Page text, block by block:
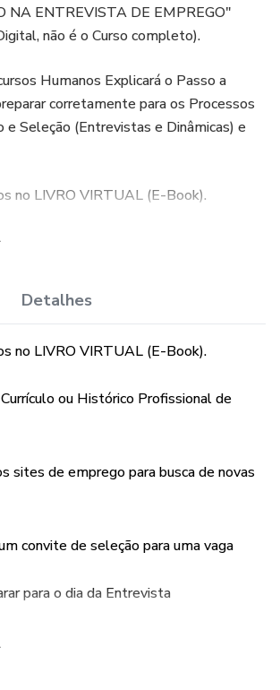
NA ENTREVISTA DE EMPREGO"
não é o Curso completo).
Humanos Explicará o Passo a
corretamente para os Processos
e Seleção (Entrevistas e Dinâmicas) e
no LIVRO VIRTUAL (E-Book).
ou Histórico Profissional de
sites de emprego para busca de novas
para o dia da Entrevista
da Entrevista
Detalhes
no LIVRO VIRTUAL (E-Book).
ou Histórico Profissional de
sites de emprego para busca de novas
convite de seleção para uma vaga
para o dia da Entrevista
da Entrevista